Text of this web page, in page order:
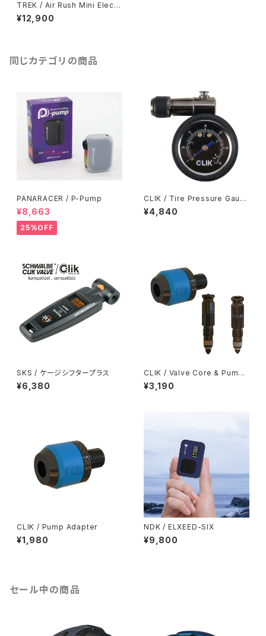
TREK / Air Rush Mini Electri
c Pump
¥12,900
同じカテゴリの商品
PANARACER / P-Pump
¥8,663
25%OFF
CLIK / Tire Pressure Gaug
e
¥4,840
SKS / ケージシフタープラス
¥6,380
CLIK / Valve Core & Pump
Adapter Set / Black
¥3,190
CLIK / Pump Adapter
¥1,980
NDK / ELXEED-SIX
¥9,800
セール中の商品